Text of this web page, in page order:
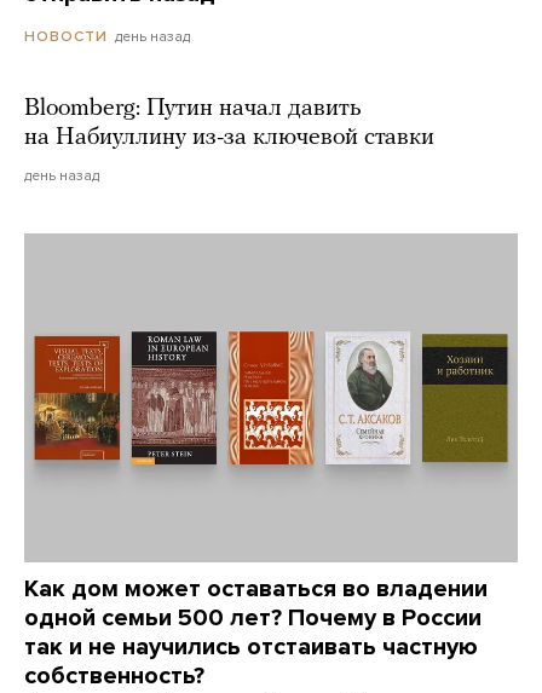
НОВОСТИ день назад
Bloomberg: Путин начал давить
на Набиуллину из-за ключевой ставки
день назад
Как дом может оставаться во владении
одной семьи 500 лет? Почему в России
так и не научились отстаивать частную
собственность?